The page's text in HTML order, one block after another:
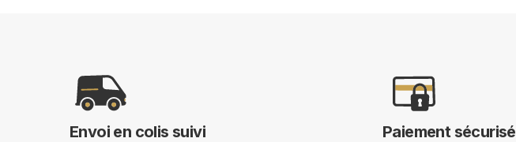
Envoi en colis suivi Paiement sécurisé